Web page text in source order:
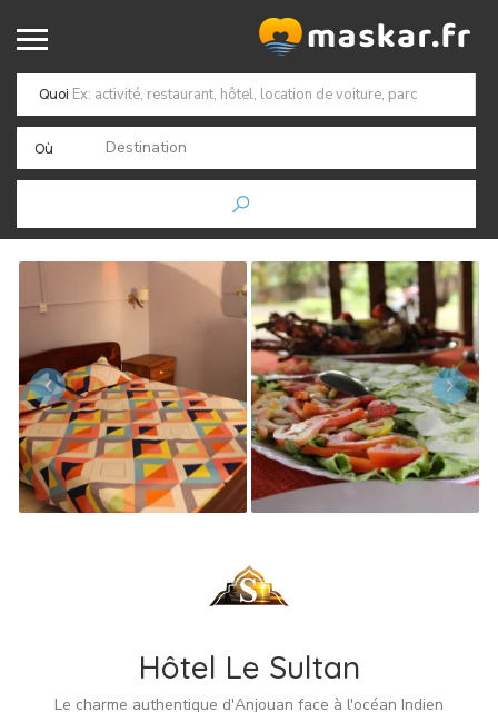
Quoi
Où Destination
Hôtel Le Sultan
Le charme authentique d'Anjouan face à l'océan Indien